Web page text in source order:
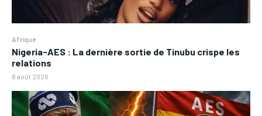
Afrique
Nigeria-AES : La dernière sortie de Tinubu crispe les
relations
8 août 2026